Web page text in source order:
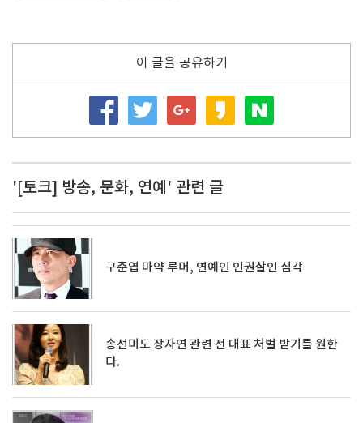
이 글을 공유하기
'[토크] 방송, 문화, 연예' 관련 글
구준엽 마약 루머, 연예인 인권살인 심각
송선미도 장자연 관련 전 대표 처벌 받기를 원한
다.